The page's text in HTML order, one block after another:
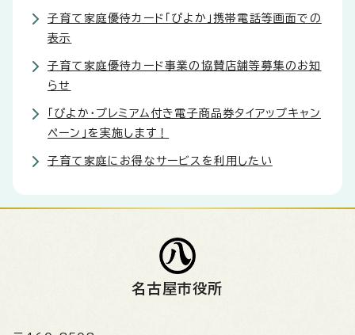
子育て家庭優待カード「ぴよか」携帯電話等画面での
表示
子育て家庭優待カード事業の協賛店舗等募集のお知
らせ
「ぴよか・プレミアム付き電子商品券タイアップキャン
ペーン」を実施します！
子育て家庭にお得なサービスを利用したい
名古屋市役所